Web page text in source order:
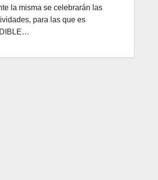
la misma se celebrarán las
para las que es